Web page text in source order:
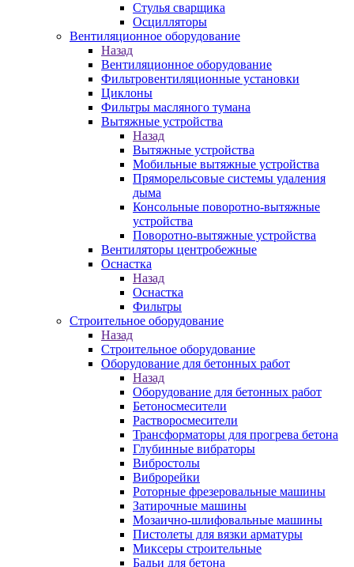
Стулья сварщика
Осцилляторы
Вентиляционное оборудование
Назад
Вентиляционное оборудование
Фильтровентиляционные установки
Циклоны
Фильтры масляного тумана
Вытяжные устройства
Назад
Вытяжные устройства
Мобильные вытяжные устройства
Пряморельсовые системы удаления
дыма
Консольные поворотно-вытяжные
устройства
Поворотно-вытяжные устройства
Вентиляторы центробежные
Оснастка
Назад
Оснастка
Фильтры
Строительное оборудование
Назад
Строительное оборудование
Оборудование для бетонных работ
Назад
Оборудование для бетонных работ
Бетоносмесители
Растворосмесители
Трансформаторы для прогрева бетона
Глубинные вибраторы
Вибростолы
Виброрейки
Роторные фрезеровальные машины
Затирочные машины
Мозаично-шлифовальные машины
Пистолеты для вязки арматуры
Миксеры строительные
Бадьи для бетона